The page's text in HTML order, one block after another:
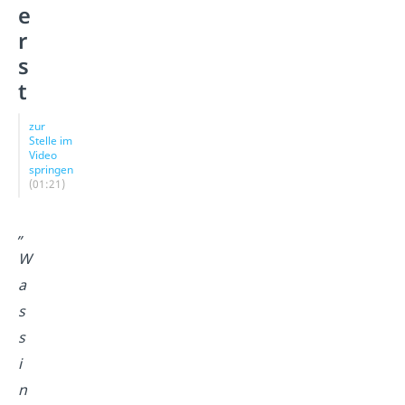
e
r
s
t
zur
Stelle im
Video
springen
(01:21)
„
W
a
s
s
i
n